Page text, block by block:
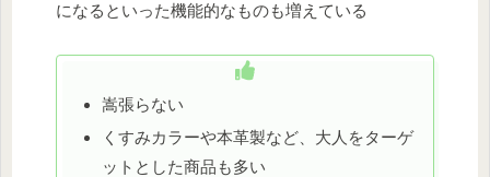
になるといった機能的なものも増えている
嵩張らない
くすみカラーや本革製など、大人をターゲ
ットとした商品も多い